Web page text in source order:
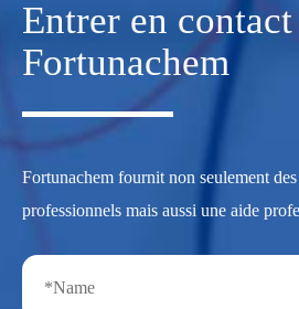
Entrer en
Fortunachem
Fortunachem fournit non seulement
professionnels mais aussi une aide